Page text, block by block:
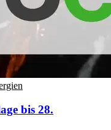
bis 28.